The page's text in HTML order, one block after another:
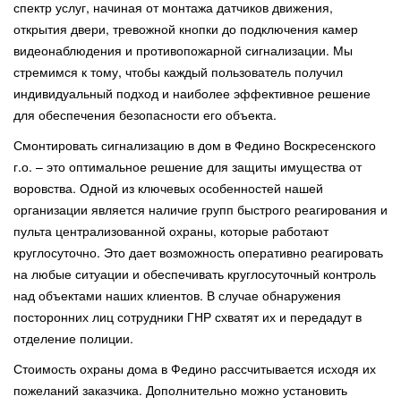
спектр услуг, начиная от монтажа датчиков движения,
открытия двери, тревожной кнопки до подключения камер
видеонаблюдения и противопожарной сигнализации. Мы
стремимся к тому, чтобы каждый пользователь получил
индивидуальный подход и наиболее эффективное решение
для обеспечения безопасности его объекта.
Смонтировать сигнализацию в дом в Федино Воскресенского
г.о. – это оптимальное решение для защиты имущества от
воровства. Одной из ключевых особенностей нашей
организации является наличие групп быстрого реагирования и
пульта централизованной охраны, которые работают
круглосуточно. Это дает возможность оперативно реагировать
на любые ситуации и обеспечивать круглосуточный контроль
над объектами наших клиентов. В случае обнаружения
посторонних лиц сотрудники ГНР схватят их и передадут в
отделение полиции.
Стоимость охраны дома в Федино рассчитывается исходя их
пожеланий заказчика. Дополнительно можно установить